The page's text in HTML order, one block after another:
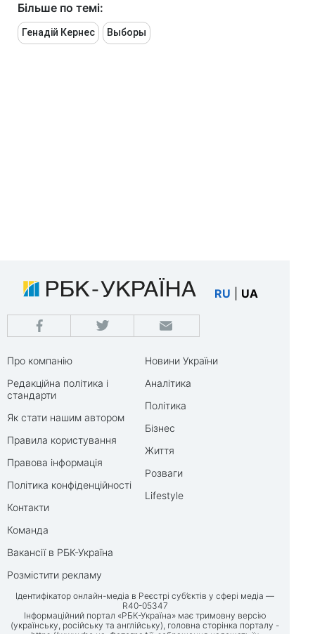
Більше по темі:
Генадій Кернес Выборы
RU UA
Про компанію
Редакційна політика і
стандарти
Як стати нашим автором
Правила користування
Правова інформація
Політика конфіденційності
Контакти
Команда
Вакансії в РБК-Україна
Розмістити рекламу
Новини України
Аналітика
Політика
Бізнес
Життя
Розваги
Lifestyle
Ідентифікатор онлайн-медіа в Реєстрі суб’єктів у сфері медіа —
R40-05347
Інформаційний портал «РБК-Україна» має тримовну версію
(українську, російську та англійську), головна сторінка порталу -